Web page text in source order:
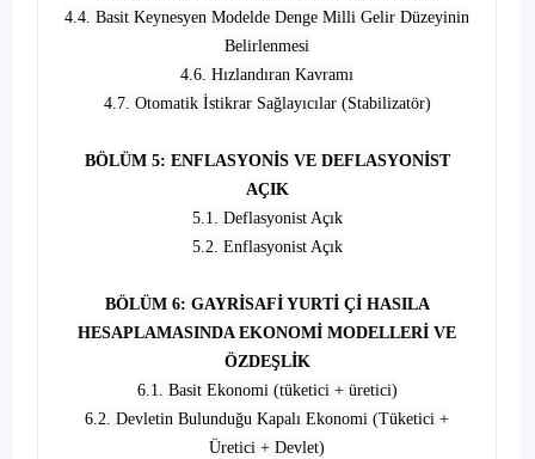
4.4. Basit Keynesyen Modelde Denge Milli Gelir Düzeyinin
Belirlenmesi
4.6. Hızlandıran Kavramı
4.7. Otomatik İstikrar Sağlayıcılar (Stabilizatör)
BÖLÜM 5: ENFLASYONİS VE DEFLASYONİST
AÇIK
5.1. Deflasyonist Açık
5.2. Enflasyonist Açık
BÖLÜM 6: GAYRİSAFİ YURTİ Çİ HASILA
HESAPLAMASINDA EKONOMİ MODELLERİ VE
ÖZDEŞLİK
6.1. Basit Ekonomi (tüketici + üretici)
6.2. Devletin Bulunduğu Kapalı Ekonomi (Tüketici +
Üretici + Devlet)